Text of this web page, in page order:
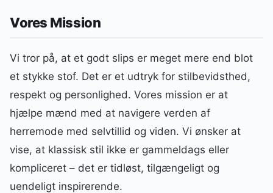
Vores Mission
Vi tror på, at et godt slips er meget mere end blot
et stykke stof. Det er et udtryk for stilbevidsthed,
respekt og personlighed. Vores mission er at
hjælpe mænd med at navigere verden af
herremode med selvtillid og viden. Vi ønsker at
vise, at klassisk stil ikke er gammeldags eller
kompliceret – det er tidløst, tilgængeligt og
uendeligt inspirerende.